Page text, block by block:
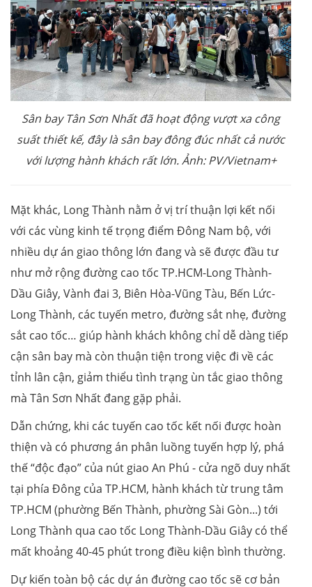
Sân bay Tân Sơn Nhất đã hoạt động vượt xa công
suất thiết kế, đây là sân bay đông đúc nhất cả nước
với lượng hành khách rất lớn. Ảnh: PV/Vietnam+
Mặt khác, Long Thành nằm ở vị trí thuận lợi kết nối
với các vùng kinh tế trọng điểm Đông Nam bộ, với
nhiều dự án giao thông lớn đang và sẽ được đầu tư
như mở rộng đường cao tốc TP.HCM-Long Thành-
Dầu Giây, Vành đai 3, Biên Hòa-Vũng Tàu, Bến Lức-
Long Thành, các tuyến metro, đường sắt nhẹ, đường
sắt cao tốc… giúp hành khách không chỉ dễ dàng tiếp
cận sân bay mà còn thuận tiện trong việc đi về các
tỉnh lân cận, giảm thiểu tình trạng ùn tắc giao thông
mà Tân Sơn Nhất đang gặp phải.
Dẫn chứng, khi các tuyến cao tốc kết nối được hoàn
thiện và có phương án phân luồng tuyến hợp lý, phá
thế “độc đạo” của nút giao An Phú - cửa ngõ duy nhất
tại phía Đông của TP.HCM, hành khách từ trung tâm
TP.HCM (phường Bến Thành, phường Sài Gòn...) tới
Long Thành qua cao tốc Long Thành-Dầu Giây có thể
mất khoảng 40-45 phút trong điều kiện bình thường.
Dự kiến toàn bộ các dự án đường cao tốc sẽ cơ bản